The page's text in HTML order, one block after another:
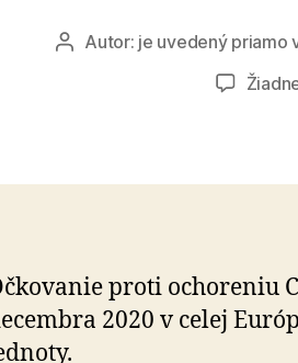
AutorAutor: je uvedený priamo
proti ochoreniu
2020 v celej